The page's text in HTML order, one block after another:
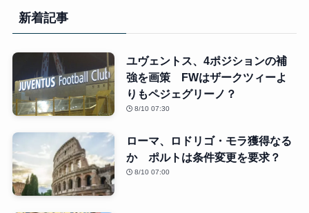
新着記事
ユヴェントス、4ポジションの補
強を画策 FWはザークツィーよ
りもペジェグリーノ？
8/10 07:30
ローマ、ロドリゴ・モラ獲得なる
か ポルトは条件変更を要求？
8/10 07:00